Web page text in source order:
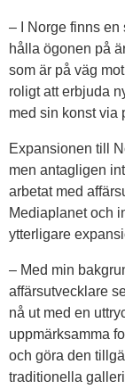
– I Norge finns en
hålla ögonen på
som är på väg
roligt att erbjuda
med sin konst via
Expansionen till
men antagligen
arbetat med
Mediaplanet och
ytterligare
– Med min
affärsutvecklare
nå ut med en
uppmärksamma
och göra den
traditionella